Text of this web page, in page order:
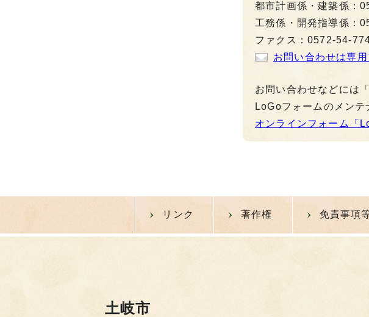
都市計画係・建築係：
工務係・開発指導係：
ファクス：0572-54-
お問い合わせは専
お問い合わせなどには
LoGoフォームのメンテ
オンラインフォーム「
リンク 著作権 免責事項
土岐市